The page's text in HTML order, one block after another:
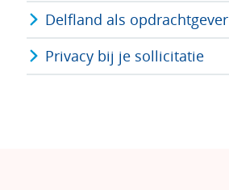
Delfland als opdrachtgever
Privacy bij je sollicitatie